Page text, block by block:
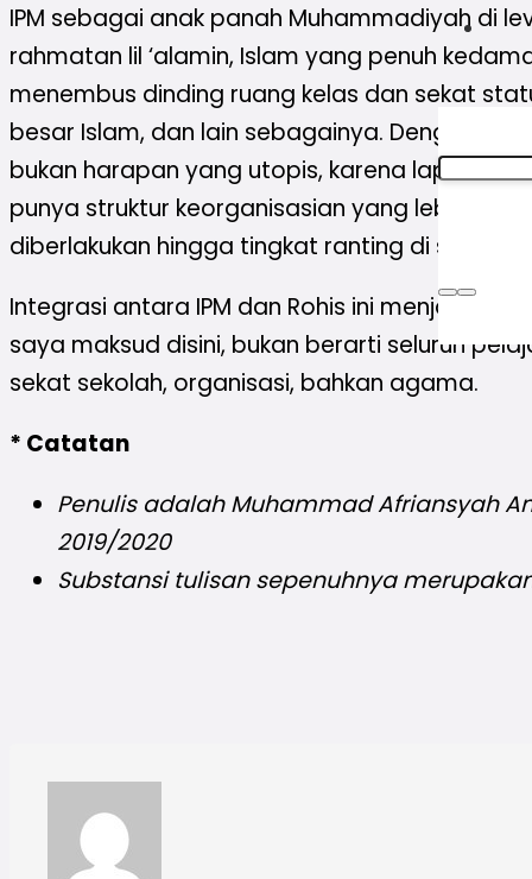
IPM sebagai anak panah Muhammadiyah di
rahmatan lil ‘alamin, Islam yang penuh
menembus dinding ruang kelas dan sekat
besar Islam, dan lain sebagainya. Dengan
bukan harapan yang utopis, karena lapangan
punya struktur keorganisasian yang lebih rapi
diberlakukan hingga tingkat ranting di sekolah-
Integrasi antara IPM dan Rohis ini menjadi
saya maksud disini, bukan berarti seluruh
sekat sekolah, organisasi, bahkan agama.
* Catatan
Penulis adalahMuhammad Afriansyah
2019/2020
Substansi tulisan sepenuhnya